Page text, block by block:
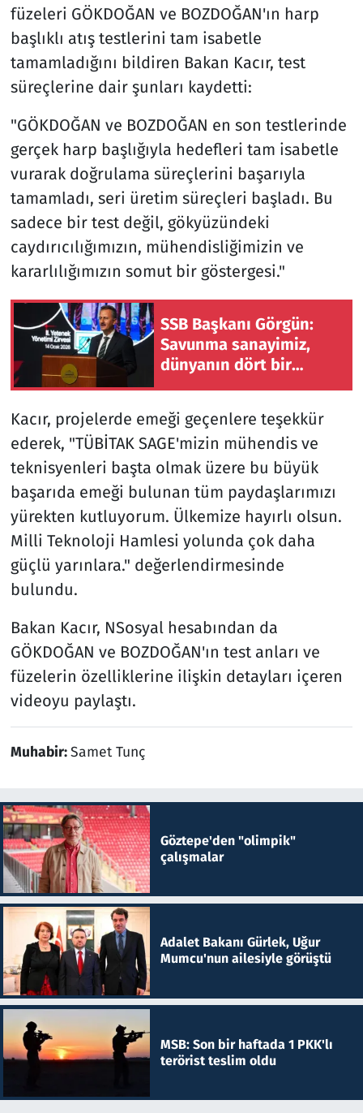
füzeleri GÖKDOĞAN ve BOZDOĞAN'ın harp
başlıklı atış testlerini tam isabetle
tamamladığını bildiren Bakan Kacır, test
süreçlerine dair şunları kaydetti:
"GÖKDOĞAN ve BOZDOĞAN en son testlerinde
gerçek harp başlığıyla hedefleri tam isabetle
vurarak doğrulama süreçlerini başarıyla
tamamladı, seri üretim süreçleri başladı. Bu
sadece bir test değil, gökyüzündeki
caydırıcılığımızın, mühendisliğimizin ve
kararlılığımızın somut bir göstergesi."
SSB Başkanı Görgün:
Savunma sanayimiz,
dünyanın dört bir
gelmiştir
Kacır, projelerde emeği geçenlere teşekkür
ederek, "TÜBİTAK SAGE'mizin mühendis ve
teknisyenleri başta olmak üzere bu büyük
başarıda emeği bulunan tüm paydaşlarımızı
yürekten kutluyorum. Ülkemize hayırlı olsun.
Milli Teknoloji Hamlesi yolunda çok daha
güçlü yarınlara." değerlendirmesinde
bulundu.
Bakan Kacır, NSosyal hesabından da
GÖKDOĞAN ve BOZDOĞAN'ın test anları ve
füzelerin özelliklerine ilişkin detayları içeren
videoyu paylaştı.
Muhabir:Samet Tunç
Göztepe'den "olimpik"
çalışmalar
Adalet Bakanı Gürlek, Uğur
Mumcu'nun ailesiyle görüştü
MSB: Son bir haftada 1 PKK'lı
terörist teslim oldu